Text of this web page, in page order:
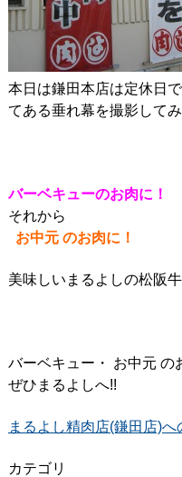
本日は鎌田本店は定休日
てある垂れ幕を撮影してみ
バーベキューのお肉に！
それから
お中元 のお肉に！
美味しいまるよしの松阪
バーベキュー・ お中元 の
ぜひまるよしへ!!
まるよし精肉店(鎌田店)
カテゴリ